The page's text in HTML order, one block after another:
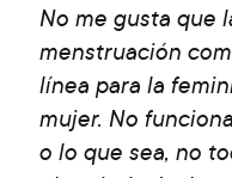
No me gusta que
menstruación
línea para la
mujer. No
o lo que sea, no